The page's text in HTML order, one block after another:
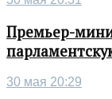
Премьер-
30 мая 20:29